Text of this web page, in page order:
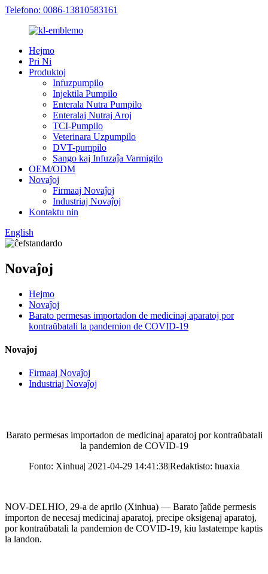
Telefono: 0086-13810583161
Hejmo
Pri Ni
Produktoj
Infuzpumpilo
Injektila Pumpilo
Enterala Nutra Pumpilo
Enteralaj Nutraj Aroj
TCI-Pumpilo
Veterinara Uzpumpilo
DVT-pumpilo
Sango kaj Infuzaĵa Varmigilo
OEM/ODM
Novaĵoj
Firmaaj Novaĵoj
Industriaj Novaĵoj
Kontaktu nin
English
Novaĵoj
Hejmo
Novaĵoj
Barato permesas importadon de medicinaj aparatoj por
kontraŭbatali la pandemion de COVID-19
Novaĵoj
Firmaaj Novaĵoj
Industriaj Novaĵoj
Barato permesas importadon de medicinaj aparatoj por kontraŭbatali
la pandemion de COVID-19
Fonto: Xinhua| 2021-04-29 14:41:38|Redaktisto: huaxia
NOV-DELHIO, 29-a de aprilo (Xinhua) — Barato ĵaŭde permesis
importon de necesaj medicinaj aparatoj, precipe oksigenaj aparatoj,
por kontraŭbatali la pandemion de COVID-19, kiu lastatempe kaptis
la landon.